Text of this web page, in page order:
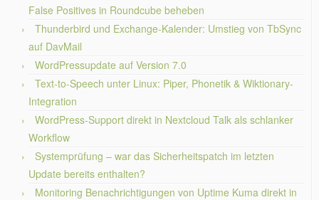
False Positives in Roundcube beheben
Thunderbird und Exchange-Kalender: Umstieg von TbSync
auf DavMail
WordPressupdate auf Version 7.0
Text-to-Speech unter Linux: Piper, Phonetik & Wiktionary-
Integration
WordPress-Support direkt in Nextcloud Talk als schlanker
Workflow
Systemprüfung – war das Sicherheitspatch im letzten
Update bereits enthalten?
Monitoring Benachrichtigungen von Uptime Kuma direkt in